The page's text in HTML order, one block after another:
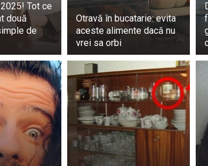
o prezentare sigură, fraze cu sunet tehnic și
dramatic. Dar nu este vorba de niciun truc
de acasă este slab, iată câteva soluții reale
prin Wi-Fi dacă telefonul tău le acceptă.
un loc central, ridicat.
tău despre un amplificator de semnal
cu o acoperire mai bună în zona ta.
Tot ce
două
de
Otravă în bucatarie: evita
aceste alimente dacă nu
vrei sa orbi